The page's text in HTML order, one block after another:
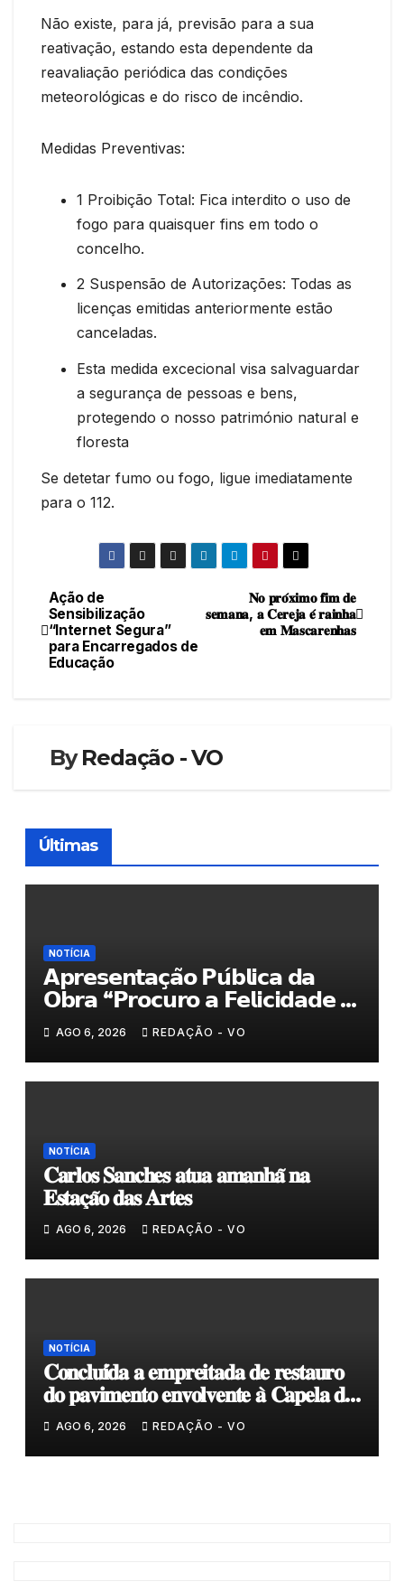
Não existe, para já, previsão para a sua
reativação, estando esta dependente da
reavaliação periódica das condições
meteorológicas e do risco de incêndio.
Medidas Preventivas:
1 Proibição Total: Fica interdito o uso de
fogo para quaisquer fins em todo o
concelho.
2 Suspensão de Autorizações: Todas as
licenças emitidas anteriormente estão
canceladas.
Esta medida excecional visa salvaguardar
a segurança de pessoas e bens,
protegendo o nosso património natural e
floresta
Se detetar fumo ou fogo, ligue imediatamente
para o 112.
Navegação
de
artigos
𝐍𝐨 𝐩𝐫𝐨́𝐱𝐢𝐦𝐨 𝐟𝐢𝐦 𝐝𝐞
𝐬𝐞𝐦𝐚𝐧𝐚, 𝐚 𝐂𝐞𝐫𝐞𝐣𝐚 𝐞́ 𝐫𝐚𝐢𝐧𝐡𝐚
𝐞𝐦 𝐌𝐚𝐬𝐜𝐚𝐫𝐞𝐧𝐡𝐚𝐬
Ação de
Sensibilização
“Internet Segura”
para Encarregados de
Educação
ByRedação - VO
Últimas
NOTÍCIA
𝗔𝗽𝗿𝗲𝘀𝗲𝗻𝘁𝗮𝗰̧𝗮̃𝗼 𝗣𝘂́𝗯𝗹𝗶𝗰𝗮 𝗱𝗮
𝗢𝗯𝗿𝗮 “𝗣𝗿𝗼𝗰𝘂𝗿𝗼 𝗮 𝗙𝗲𝗹𝗶𝗰𝗶𝗱𝗮𝗱𝗲 𝗲
𝗲𝗹𝗮 𝗺𝗼𝗿𝗮 𝗰𝗼𝗺𝗶𝗴𝗼”
AGO 6, 2026 REDAÇÃO - VO
NOTÍCIA
𝐂𝐚𝐫𝐥𝐨𝐬 𝐒𝐚𝐧𝐜𝐡𝐞𝐬 𝐚𝐭𝐮𝐚 𝐚𝐦𝐚𝐧𝐡𝐚̃ 𝐧𝐚
𝐄𝐬𝐭𝐚𝐜̧𝐚̃𝐨 𝐝𝐚𝐬 𝐀𝐫𝐭𝐞𝐬
AGO 6, 2026 REDAÇÃO - VO
NOTÍCIA
𝐂𝐨𝐧𝐜𝐥𝐮𝐢́𝐝𝐚 𝐚 𝐞𝐦𝐩𝐫𝐞𝐢𝐭𝐚𝐝𝐚 𝐝𝐞 𝐫𝐞𝐬𝐭𝐚𝐮𝐫𝐨
𝐝𝐨 𝐩𝐚𝐯𝐢𝐦𝐞𝐧𝐭𝐨 𝐞𝐧𝐯𝐨𝐥𝐯𝐞𝐧𝐭𝐞 𝐚̀ 𝐂𝐚𝐩𝐞𝐥𝐚 𝐝𝐞
𝐂𝐨𝐯𝐚𝐬
AGO 6, 2026 REDAÇÃO - VO